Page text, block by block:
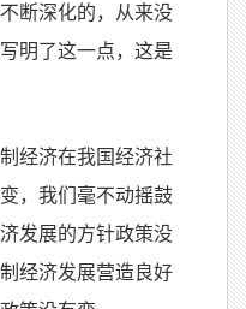
断深化的，从来没
明了这一点，这是
经济在我国经济社
，我们毫不动摇鼓
发展的方针政策没
经济发展营造良好